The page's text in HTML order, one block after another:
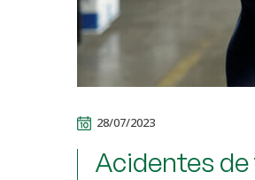
28/07/2023
Acidentes de